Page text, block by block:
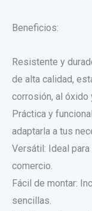
Beneficios:
Resistente y
de alta calidad,
corrosión, al óxido
Práctica y
adaptarla a tus
Versátil: Ideal
comercio.
Fácil de montar:
sencillas.